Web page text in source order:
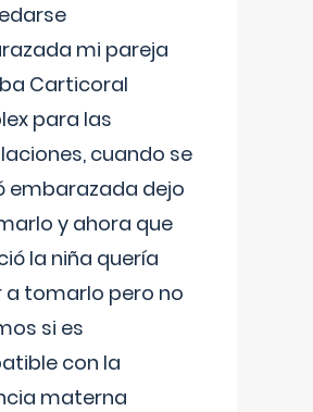
mi pareja
Carticoral
para las
cuando se
embarazada dejo
y ahora que
la niña quería
a tomarlo pero no
si es
con la
materna